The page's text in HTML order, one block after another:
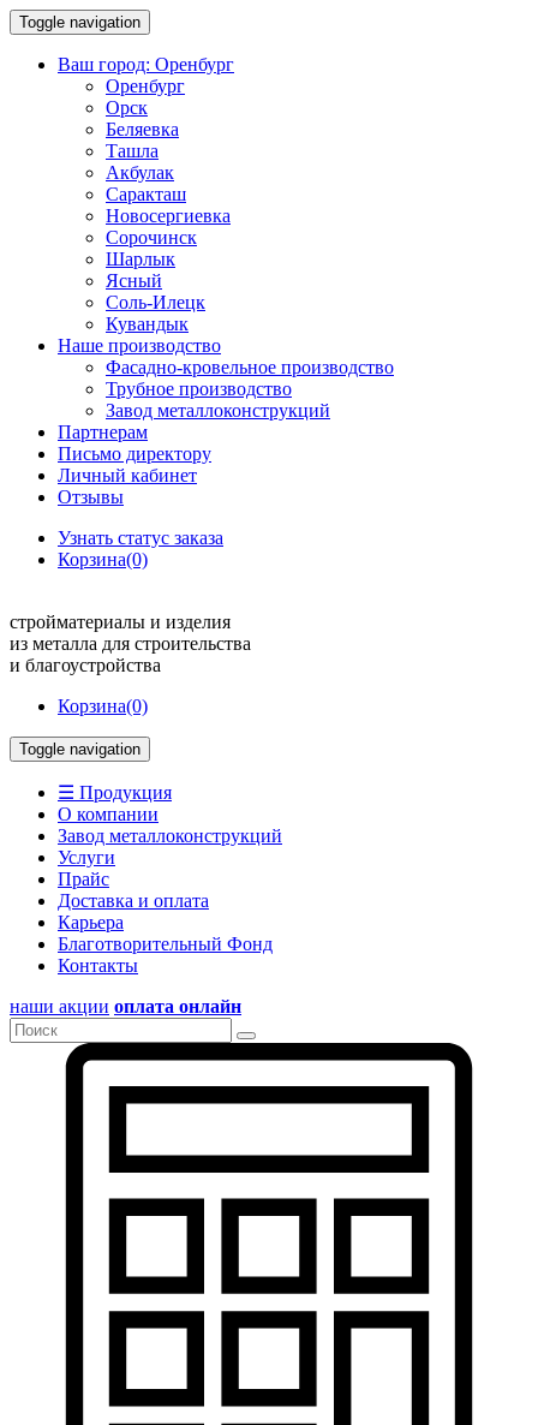
Toggle navigation
Ваш город: Оренбург
Оренбург
Орск
Беляевка
Ташла
Акбулак
Саракташ
Новосергиевка
Сорочинск
Шарлык
Ясный
Соль-Илецк
Кувандык
Наше производство
Фасадно-кровельное производство
Трубное производство
Завод металлоконструкций
Партнерам
Письмо директору
Личный кабинет
Отзывы
Узнать статус заказа
Корзина(0)
стройматериалы и изделия
из металла для строительства
и благоустройства
Корзина(0)
Toggle navigation
☰ Продукция
О компании
Завод металлоконструкций
Услуги
Прайс
Доставка и оплата
Карьера
Благотворительный Фонд
Контакты
наши акции оплата онлайн